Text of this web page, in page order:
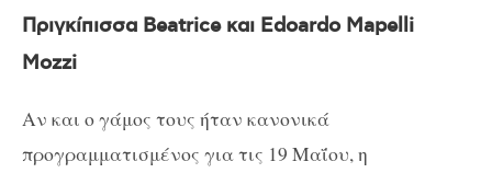
Πριγκίπισσα Beatrice και Edoardo Mapelli
Mozzi
Aν και ο γάμος τους ήταν κανονικά
προγραμματισμένος για τις 19 Μαΐου, η